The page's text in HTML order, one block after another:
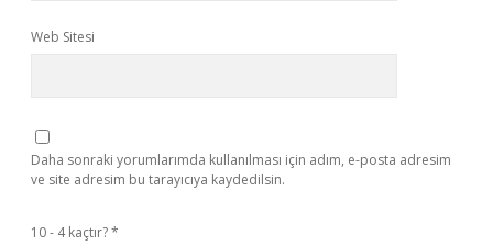
Web Sitesi
Daha sonraki yorumlarımda kullanılması için adım, e-posta adresim
ve site adresim bu tarayıcıya kaydedilsin.
10 - 4 kaçtır?*